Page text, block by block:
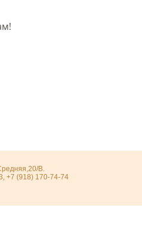
В.
+7 (918) 170-74-74